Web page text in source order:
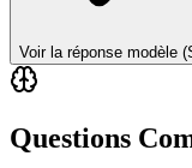
Voir la réponse modèle
Questions